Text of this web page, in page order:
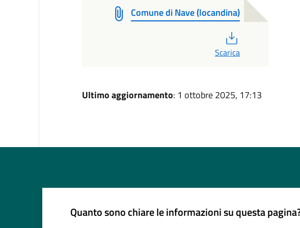
Comune di Nave (locandina)
Scarica
Ultimo aggiornamento: 1 ottobre 2025, 17:13
Quanto sono chiare le informazioni su questa